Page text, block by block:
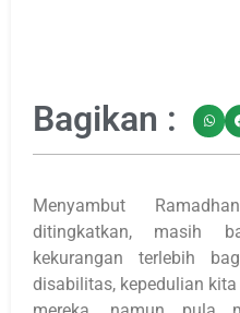
Bagikan :
Menyambut
ditingkatkan, masih
kekurangan terlebih
disabilitas, kepedulian